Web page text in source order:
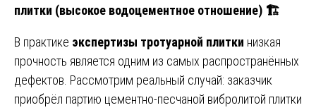
плитки (высокое водоцементное отношение) 🏗️
В практике экспертизы тротуарной плитки низкая
прочность является одним из самых распространённых
дефектов. Рассмотрим реальный случай: заказчик
приобрёл партию цементно-песчаной вибролитой плитки